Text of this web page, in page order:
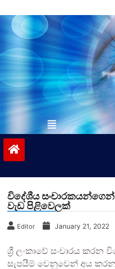
to
contentvinivida.lk
විදේශීය
වැඩ පිළිවෙලක්
Editor January 21, 2022
ශ්‍රී ලංකාවේ සංචාරය කරන
සැපයීම් වෙනුවෙන් අය